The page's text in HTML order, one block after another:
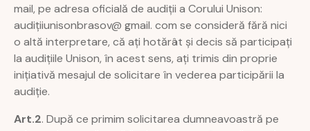
mail, pe adresa oficială de audiții a Corului Unison:
audițiiunisonbrasov@ gmail. com se consideră fără nici
o altă interpretare, că ați hotărât și decis să participați
la audițiile Unison, în acest sens, ați trimis din proprie
inițiativă mesajul de solicitare în vederea participării la
audiție.
Art.2. După ce primim solicitarea dumneavoastră pe